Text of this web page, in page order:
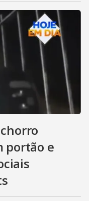
portão e